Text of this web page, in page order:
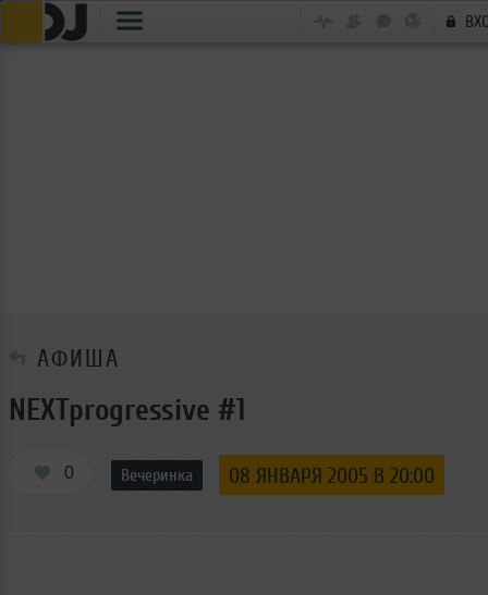
АФИША
NEXTprogressive #1
0 Вечеринка 08 ЯНВАРЯ 2005 В 20:00